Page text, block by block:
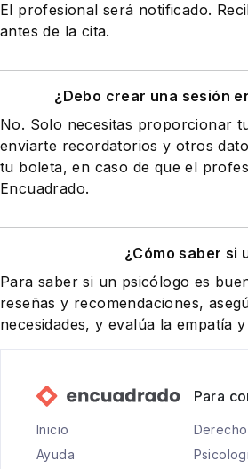
El profesional será notificado.
antes de la cita.
¿Debo crear una sesión
No. Solo necesitas proporcionar
enviarte recordatorios y otros
tu boleta, en caso de que el
Encuadrado.
¿Cómo saber si
Para saber si un psicólogo es
reseñas y recomendaciones,
necesidades, y evalúa la empatía
Inicio
Ayuda
Para
Derecho